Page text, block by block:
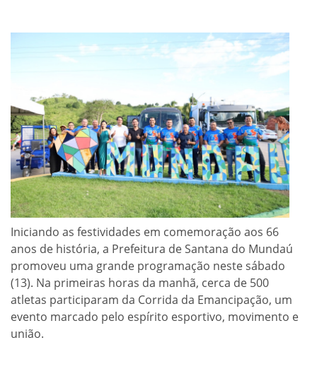
Iniciando as festividades em comemoração aos 66
anos de história, a Prefeitura de Santana do Mundaú
promoveu uma grande programação neste sábado
(13). Na primeiras horas da manhã, cerca de 500
atletas participaram da Corrida da Emancipação, um
evento marcado pelo espírito esportivo, movimento e
união.